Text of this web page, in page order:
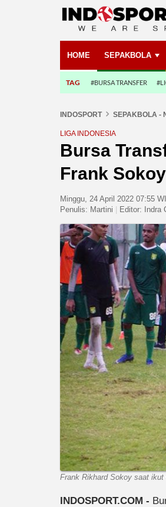
HOME SEPAKBOLA
TAG #BURSA TRANSFER
INDOSPORT SEPAKBOLA -
LIGA INDONESIA
Bursa
Frank
Minggu, 24 April 2022 07:55
Penulis: Martini Editor: Indra
Frank Rikhard Sokoy saat
INDOSPORT.COM -